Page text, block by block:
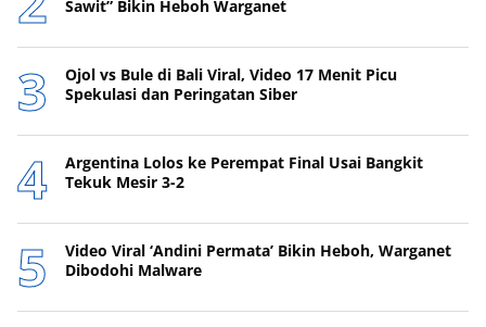
Sawit” Bikin Heboh Warganet
Ojol vs Bule di Bali Viral, Video 17 Menit Picu
Spekulasi dan Peringatan Siber
Argentina Lolos ke Perempat Final Usai Bangkit
Tekuk Mesir 3-2
Video Viral ‘Andini Permata’ Bikin Heboh, Warganet
Dibodohi Malware